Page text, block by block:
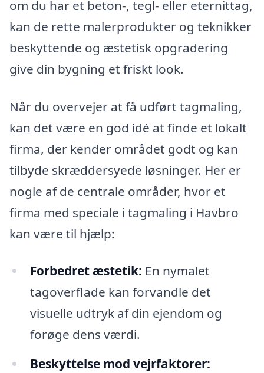
om du har et beton-, tegl- eller eternittag,
kan de rette malerprodukter og teknikker
beskyttende og æstetisk opgradering
give din bygning et friskt look.
Når du overvejer at få udført tagmaling,
kan det være en god idé at finde et lokalt
firma, der kender området godt og kan
tilbyde skræddersyede løsninger. Her er
nogle af de centrale områder, hvor et
firma med speciale i tagmaling i Havbro
kan være til hjælp:
Forbedret æstetik: En nymalet
tagoverflade kan forvandle det
visuelle udtryk af din ejendom og
forøge dens værdi.
Beskyttelse mod vejrfaktorer: